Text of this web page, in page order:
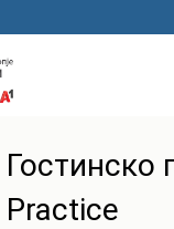
Practice